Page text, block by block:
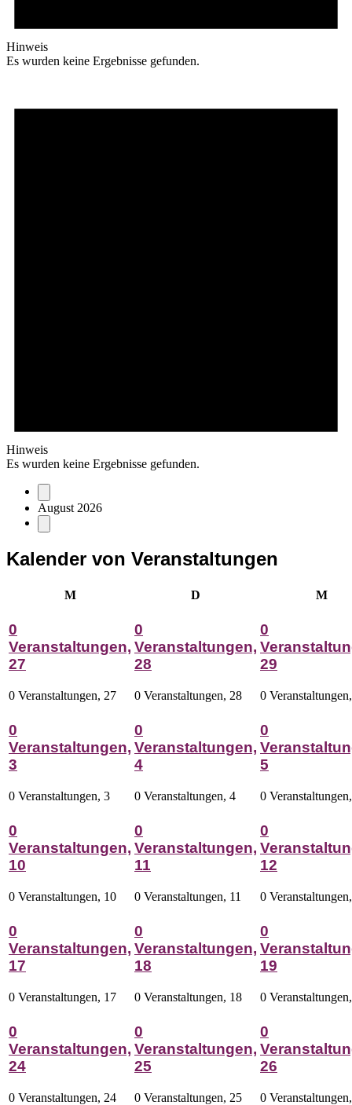
Hinweis
Es wurden keine Ergebnisse gefunden.
Hinweis
Es wurden keine Ergebnisse gefunden.
August 2026
Kalender von Veranstaltungen
MMontag D M
0
Veranstaltungen,
27
0 Veranstaltungen, 27
0
Veranstaltungen,
28
0 Veranstaltungen, 28
0
29
0
0
Veranstaltungen,
3
0 Veranstaltungen, 3
0
Veranstaltungen,
4
0 Veranstaltungen, 4
0
5
0
0
Veranstaltungen,
10
0 Veranstaltungen, 10
0
Veranstaltungen,
11
0 Veranstaltungen, 11
0
12
0
0
Veranstaltungen,
17
0 Veranstaltungen, 17
0
Veranstaltungen,
18
0 Veranstaltungen, 18
0
19
0
0
Veranstaltungen,
24
0 Veranstaltungen, 24
0
Veranstaltungen,
25
0 Veranstaltungen, 25
0
26
0